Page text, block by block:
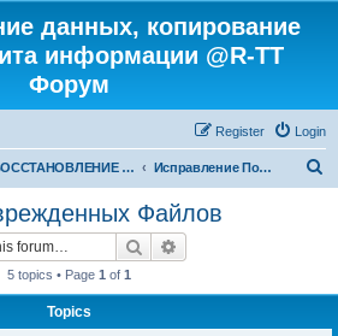
данных, копирование
информации @R-TT
Форум
Login
Register
ВОССТАНОВЛЕНИЕ ДАННЫХ И УДАЛЕННЫХ ФАЙЛОВ Исправление Поврежденных Файлов
Файлов
Search
5 topics • Page 1 of 1
Topics